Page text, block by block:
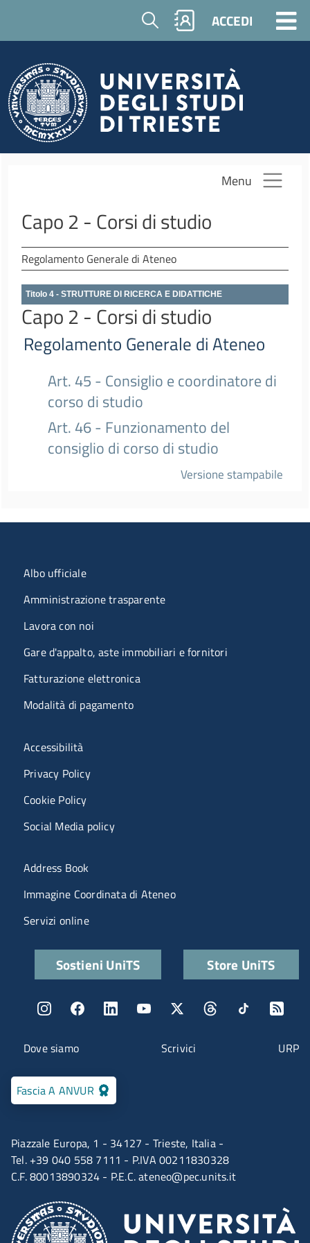
Salta al contenuto principale
Cerca ACCEDI
Menu
Capo 2 - Corsi di studio
Regolamento Generale di Ateneo
Titolo 4 - STRUTTURE DI RICERCA E DIDATTICHE
Capo 2 - Corsi di studio
Regolamento Generale di Ateneo
Art. 45 - Consiglio e coordinatore di
corso di studio
Art. 46 - Funzionamento del
consiglio di corso di studio
Versione stampabile
Piazzale Europa, 1 - 34127 - Trieste, Italia -
Tel. +39 040 558 7111 - P.IVA 00211830328
C.F. 80013890324 - P.E.C.ateneo@pec.units.it
Fascia A ANVUR
Menu contatti
Dove siamo Scrivici URP
Menu organizzazione
Albo ufficiale
Amministrazione trasparente
Lavora con noi
Gare d'appalto, aste immobiliari e fornitori
Fatturazione elettronica
Modalità di pagamento
Menù riferimenti
Accessibilità
Privacy Policy
Cookie Policy
Social Media policy
Menu portale
Address Book
Immagine Coordinata di Ateneo
Servizi online
Quick linksSostieni UniTS Store UniTS
Menu social